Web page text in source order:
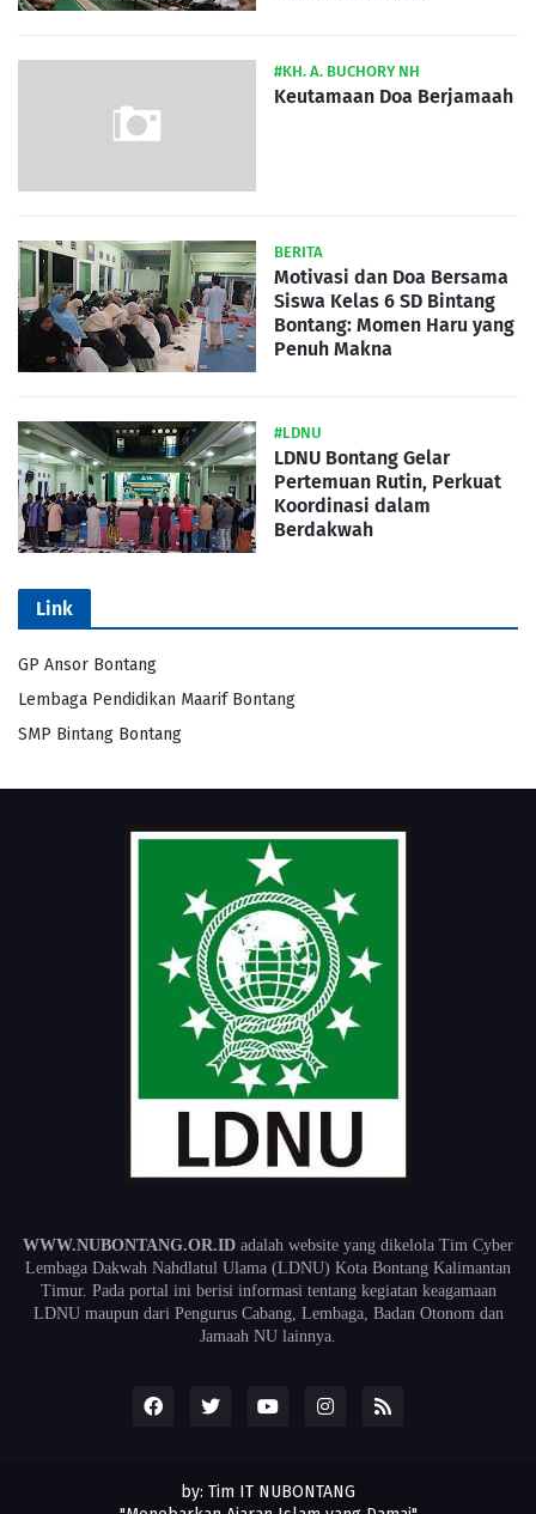
#KH. A. BUCHORY NH
Keutamaan Doa Berjamaah
BERITA
Motivasi dan Doa Bersama
Siswa Kelas 6 SD Bintang
Bontang: Momen Haru yang
Penuh Makna
#LDNU
LDNU Bontang Gelar
Pertemuan Rutin, Perkuat
Koordinasi dalam
Berdakwah
Link
GP Ansor Bontang
Lembaga Pendidikan Maarif Bontang
SMP Bintang Bontang
WWW.NUBONTANG.OR.ID adalah website yang dikelola Tim Cyber
Lembaga Dakwah Nahdlatul Ulama (LDNU) Kota Bontang Kalimantan
Timur. Pada portal ini berisi informasi tentang kegiatan keagamaan
LDNU maupun dari Pengurus Cabang, Lembaga, Badan Otonom dan
Jamaah NU lainnya.
by: Tim IT NUBONTANG